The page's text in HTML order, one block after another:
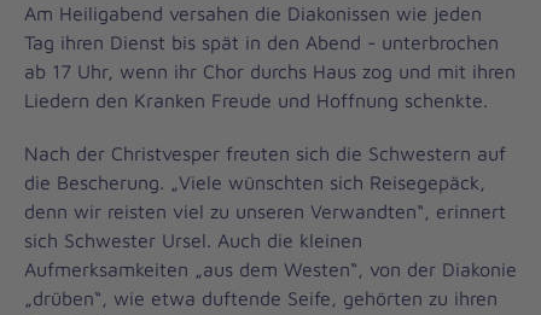
Am Heiligabend versahen die Diakonissen wie jeden
Tag ihren Dienst bis spät in den Abend - unterbrochen
ab 17 Uhr, wenn ihr Chor durchs Haus zog und mit ihren
Liedern den Kranken Freude und Hoffnung schenkte.
Nach der Christvesper freuten sich die Schwestern auf
die Bescherung. „Viele wünschten sich Reisegepäck,
denn wir reisten viel zu unseren Verwandten“, erinnert
sich Schwester Ursel. Auch die kleinen
Aufmerksamkeiten „aus dem Westen“, von der Diakonie
„drüben“, wie etwa duftende Seife, gehörten zu ihren